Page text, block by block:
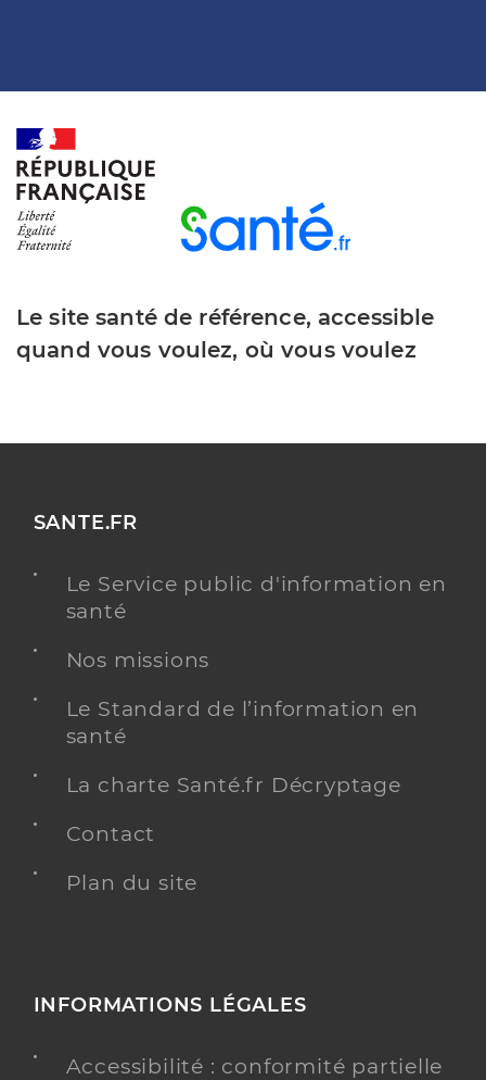
Le site santé de référence, accessible
quand vous voulez, où vous voulez
SANTE.FR
Le Service public d'information en
santé
Nos missions
Le Standard de l’information en
santé
La charte Santé.fr Décryptage
Contact
Plan du site
INFORMATIONS LÉGALES
Accessibilité : conformité partielle